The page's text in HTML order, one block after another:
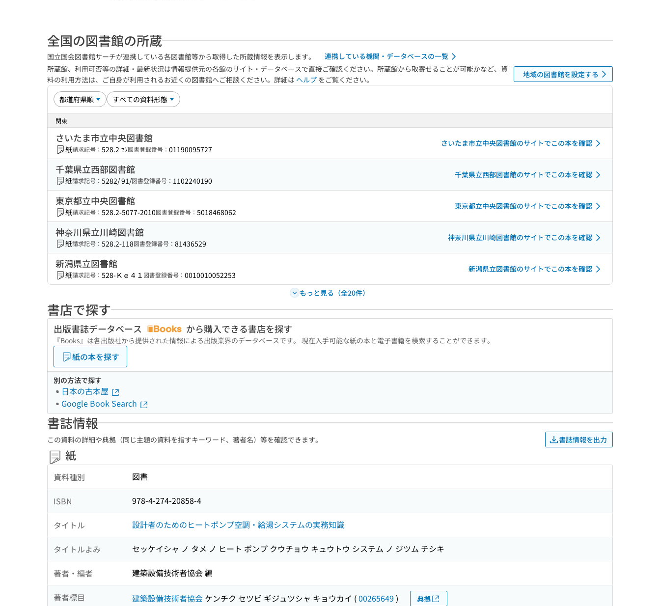
全国の図書館の所蔵
国立国会図書館サーチが連携している各図書館等から取得した所蔵情報を表示します。
連携している機関・データベースの一覧
所蔵館、利用可否等の詳細・最新状況は情報提供元の各館のサイト・データベースで直接ご確認ください。所蔵館から取寄せることが可能かなど、資
料の利用方法は、ご自身が利用されるお近くの図書館へご相談ください。詳細は ヘルプ をご覧ください。
地域の図書館を設定する
関東
さいたま市立中央図書館
紙請求記号： 528.2 ｾﾂ図書登録番号： 01190095727
さいたま市立中央図書館のサイトでこの本を確認
千葉県立西部図書館
紙請求記号： 5282/ 91/図書登録番号： 1102240190
千葉県立西部図書館のサイトでこの本を確認
東京都立中央図書館
紙請求記号： 528.2-5077-2010図書登録番号： 5018468062
東京都立中央図書館のサイトでこの本を確認
神奈川県立川崎図書館
紙請求記号： 528.2-118図書登録番号： 81436529
神奈川県立川崎図書館のサイトでこの本を確認
新潟県立図書館
紙請求記号： 528-Ｋｅ４１ 図書登録番号： 0010010052253
新潟県立図書館のサイトでこの本を確認
もっと見る（全20件）
書店で探す
出版書誌データベース から購入できる書店を探す
『Books』は各出版社から提供された情報による出版業界のデータベースです。 現在入手可能な紙の本と電子書籍を検索することができます。
紙の本を探す
別の方法で探す
日本の古本屋
Google Book Search
書誌情報
この資料の詳細や典拠（同じ主題の資料を指すキーワード、著者名）等を確認できます。 書誌情報を出力
紙
資料種別 図書
ISBN 978-4-274-20858-4
タイトル 設計者のためのヒートポンプ空調・給湯システムの実務知識
タイトルよみ セッケイシャ ノ タメ ノ ヒート ポンプ クウチョウ キュウトウ システム ノ ジツム チシキ
著者・編者 建築設備技術者協会 編
著者標目 建築設備技術者協会 ケンチク セツビ ギジュツシャ キョウカイ (00265649 ) 典拠